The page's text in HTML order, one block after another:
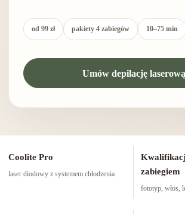
od 99 zł pakiety 4 zabiegów 10–75 min
Umów depilację laserową
Coolite Pro
laser diodowy z systemem chłodzenia
zabiegiem
fototyp, włos,